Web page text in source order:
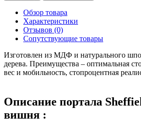
Обзор товара
Характеристики
Отзывов (0)
Сопутствующие товары
Изготовлен из МДФ и натурального
дерева. Преимущества – оптимальная
вес и мобильность, стопроцентная
Описание портала
вишня :